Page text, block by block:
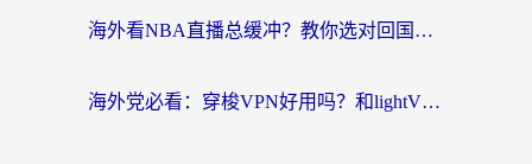
海外看NBA直播总缓冲？教你选对回国加速器，无缝看球还能刷国内剧
海外党必看：穿梭VPN好用吗？和lightVPN对比哪个回国效果更好？附真实体验与选择指南